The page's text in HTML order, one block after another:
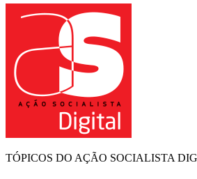
TÓPICOS DO AÇÃO SOCIALISTA